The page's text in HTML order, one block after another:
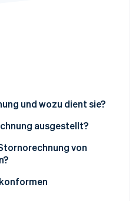
2026
Sie, wie Stripe Lösungen für die
und wozu dient sie?
ausgestellt?
von